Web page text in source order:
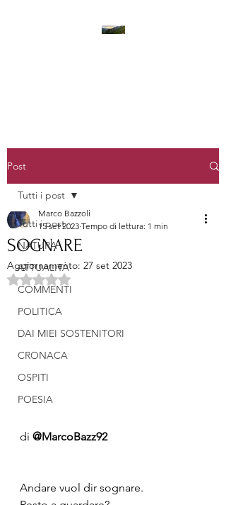
Post
Tutti i post
NATURA
ATTUALITÀ
COMMENTI
POLITICA
DAI MIEI SOSTENITORI
CRONACA
OSPITI
POESIA
Tutti i post
SOGNARE
Marco Bazzoli
15 set 2023 Tempo di lettura: 1 min
Aggiornamento: 27 set 2023
Valutazione NaN stelle su 5.
di @MarcoBazz92
Andare vuol dir sognare.